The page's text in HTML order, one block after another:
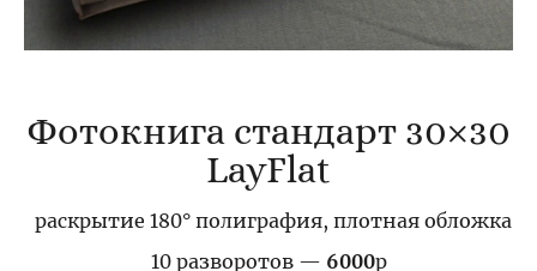
Фотокнига стандарт 30×30
LayFlat
раскрытие 180° полиграфия, плотная обложка
10 разворотов — 6000р